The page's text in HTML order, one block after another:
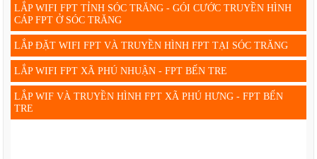
LẮP WIFI FPT TỈNH SÓC TRĂNG - GÓI CƯỚC TRUYỀN HÌNH
CÁP FPT Ở SÓC TRĂNG
LẮP ĐẶT WIFI FPT VÀ TRUYỀN HÌNH FPT TẠI SÓC TRĂNG
LẮP WIFI FPT XÃ PHÚ NHUẬN - FPT BẾN TRE
LẮP WIF VÀ TRUYỀN HÌNH FPT XÃ PHÚ HƯNG - FPT BẾN
TRE